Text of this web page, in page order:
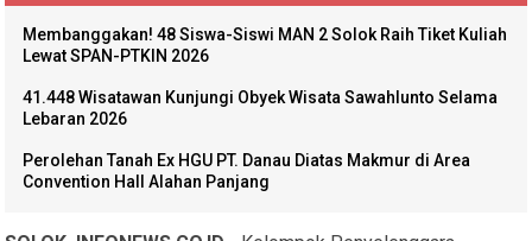
Membanggakan! 48 Siswa-Siswi MAN 2 Solok Raih Tiket Kuliah
Lewat SPAN-PTKIN 2026
41.448 Wisatawan Kunjungi Obyek Wisata Sawahlunto Selama
Lebaran 2026
Perolehan Tanah Ex HGU PT. Danau Diatas Makmur di Area
Convention Hall Alahan Panjang